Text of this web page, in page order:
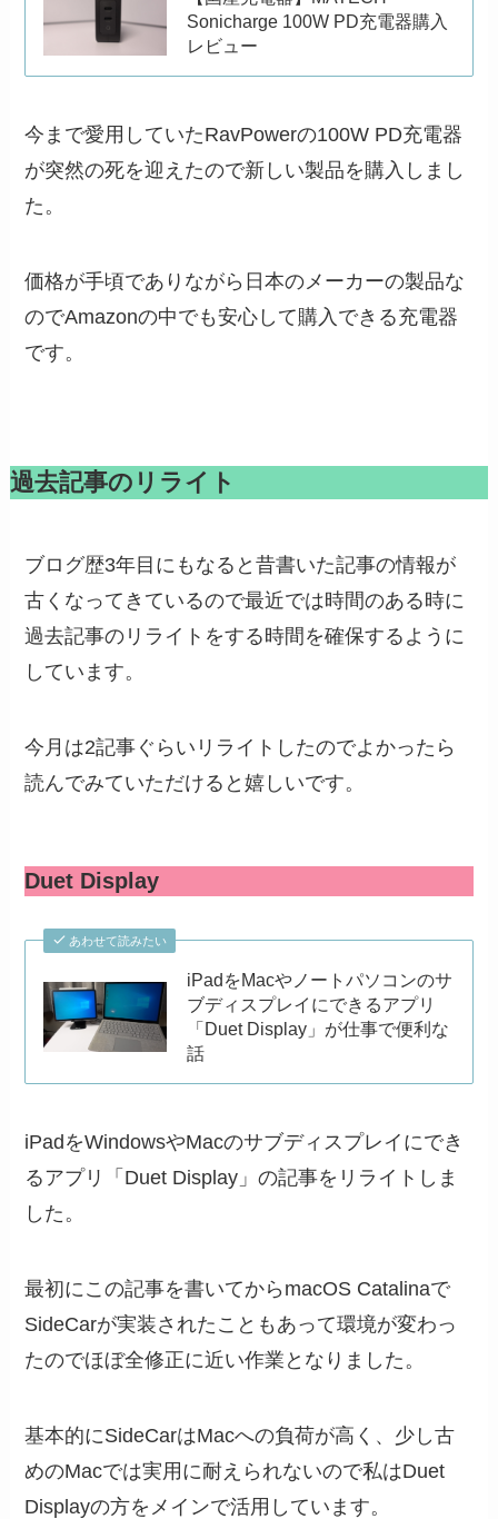
Sonicharge 100W PD充電器購入
レビュー
今まで愛用していたRavPowerの100W PD充電器
が突然の死を迎えたので新しい製品を購入しまし
た。
価格が手頃でありながら日本のメーカーの製品な
のでAmazonの中でも安心して購入できる充電器
です。
過去記事のリライト
ブログ歴3年目にもなると昔書いた記事の情報が
古くなってきているので最近では時間のある時に
過去記事のリライトをする時間を確保するように
しています。
今月は2記事ぐらいリライトしたのでよかったら
読んでみていただけると嬉しいです。
Duet Display
あわせて読みたい
iPadをMacやノートパソコンのサ
ブディスプレイにできるアプリ
「Duet Display」が仕事で便利な
話
iPadをWindowsやMacのサブディスプレイにでき
るアプリ「Duet Display」の記事をリライトしま
した。
最初にこの記事を書いてからmacOS Catalinaで
SideCarが実装されたこともあって環境が変わっ
たのでほぼ全修正に近い作業となりました。
基本的にSideCarはMacへの負荷が高く、少し古
めのMacでは実用に耐えられないので私はDuet
Displayの方をメインで活用しています。